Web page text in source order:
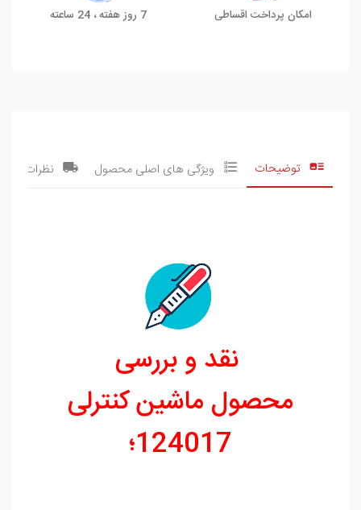
امکان پرداخت اقساطی 7 روز هفته ، 24 ساعته
توضیحات ویژگی های اصلی محصول نظرات
نقد و بررسی
محصول ماشین کنترلی
124017؛